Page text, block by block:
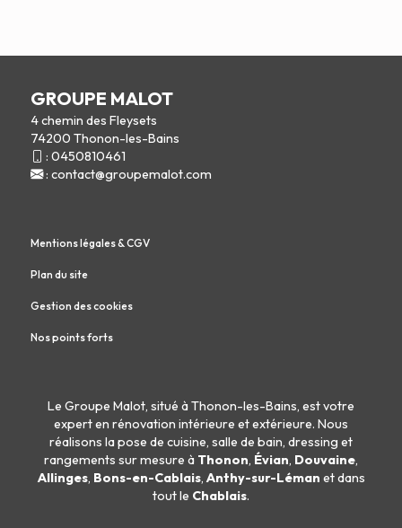
GROUPE MALOT
4 chemin des Fleysets
74200 Thonon-les-Bains
: 0450810461
: contact@groupemalot.com
Mentions légales & CGV
Plan du site
Gestion des cookies
Nos points forts
Le Groupe Malot, situé à Thonon-les-Bains, est votre
expert en rénovation intérieure etextérieure. Nous
réalisons lapose de cuisine, salle de bain, dressing et
rangements sur mesure à Thonon, Évian, Douvaine,
Allinges, Bons-en-Cablais, Anthy-sur-Léman et dans
tout le Chablais.